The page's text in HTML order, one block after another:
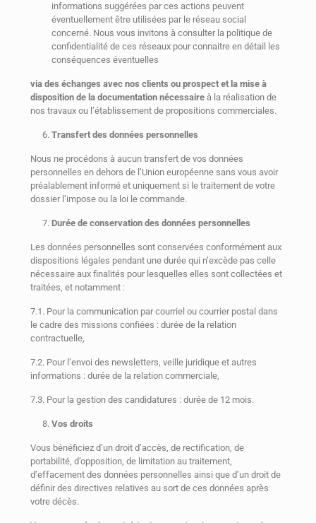
informations suggérées par ces actions peuvent
éventuellement être utilisées par le réseau social
concerné. Nous vous invitons à consulter la politique de
confidentialité de ces réseaux pour connaitre en détail les
conséquences éventuelles
via des échanges avec nos clients ou prospect et la mise à
disposition de la documentation nécessaire à la réalisation de
nos travaux ou l’établissement de propositions commerciales.
Transfert des données personnelles
Nous ne procédons à aucun transfert de vos données
personnelles en dehors de l’Union européenne sans vous avoir
préalablement informé et uniquement si le traitement de votre
dossier l’impose ou la loi le commande.
Durée de conservation des données personnelles
Les données personnelles sont conservées conformément aux
dispositions légales pendant une durée qui n’excède pas celle
nécessaire aux finalités pour lesquelles elles sont collectées et
traitées, et notamment :
7.1. Pour la communication par courriel ou courrier postal dans
le cadre des missions confiées : durée de la relation
contractuelle,
7.2. Pour l’envoi des newsletters, veille juridique et autres
informations : durée de la relation commerciale,
7.3. Pour la gestion des candidatures : durée de 12 mois.
Vos droits
Vous bénéficiez d’un droit d’accès, de rectification, de
portabilité, d’opposition, de limitation au traitement,
d’effacement des données personnelles ainsi que d’un droit de
définir des directives relatives au sort de ces données après
votre décès.